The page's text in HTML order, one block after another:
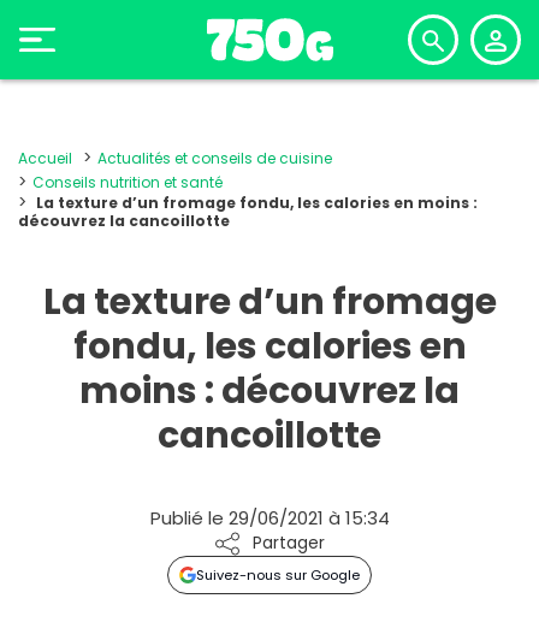
Accueil
Actualités et conseils de cuisine
Conseils nutrition et santé
La texture d’un fromage fondu, les calories en moins :
découvrez la cancoillotte
La texture d’un fromage
fondu, les calories en
moins : découvrez la
cancoillotte
Publié le 29/06/2021 à 15:34
Partager
Suivez-nous sur Google